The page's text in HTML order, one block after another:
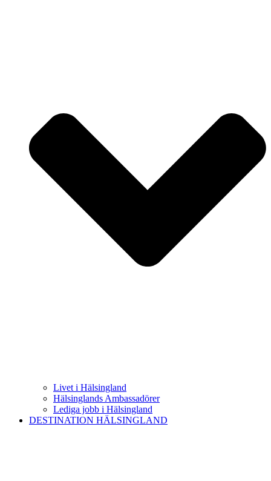
Livet i Hälsingland
Hälsinglands Ambassadörer
Lediga jobb i Hälsingland
DESTINATION HÄLSINGLAND